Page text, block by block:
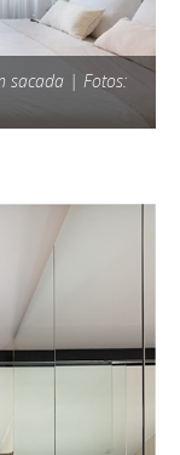
sacada | Fotos: